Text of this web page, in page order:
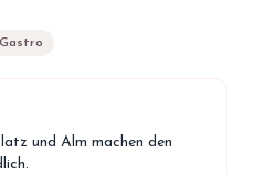
Gastro
und Alm machen den